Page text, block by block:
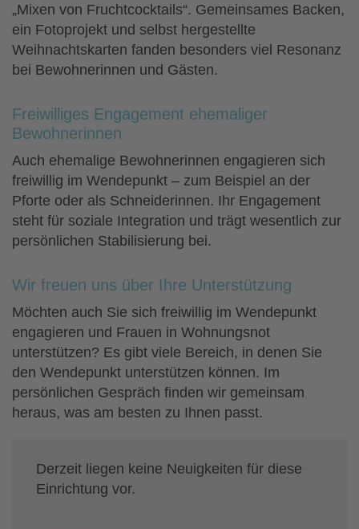
„Mixen von Fruchtcocktails“. Gemeinsames Backen,
ein Fotoprojekt und selbst hergestellte
Weihnachtskarten fanden besonders viel Resonanz
bei Bewohnerinnen und Gästen.
Freiwilliges Engagement ehemaliger
Bewohnerinnen
Auch ehemalige Bewohnerinnen engagieren sich
freiwillig im Wendepunkt – zum Beispiel an der
Pforte oder als Schneiderinnen. Ihr Engagement
steht für soziale Integration und trägt wesentlich zur
persönlichen Stabilisierung bei.
Wir freuen uns über Ihre Unterstützung
Möchten auch Sie sich freiwillig im Wendepunkt
engagieren und Frauen in Wohnungsnot
unterstützen? Es gibt viele Bereich, in denen Sie
den Wendepunkt unterstützen können. Im
persönlichen Gespräch finden wir gemeinsam
heraus, was am besten zu Ihnen passt.
Derzeit liegen keine Neuigkeiten für diese
Einrichtung vor.